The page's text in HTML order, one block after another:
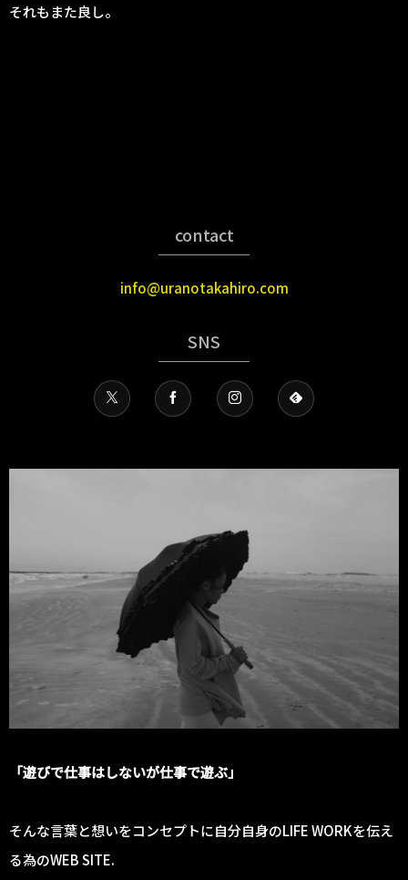
それもまた良し。
contact
info@uranotakahiro.com
SNS
「遊びで仕事はしないが仕事で遊ぶ」
そんな言葉と想いをコンセプトに自分自身のLIFE WORKを伝え
る為のWEB SITE.